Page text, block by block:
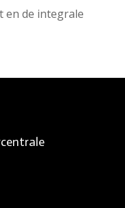
en de integrale